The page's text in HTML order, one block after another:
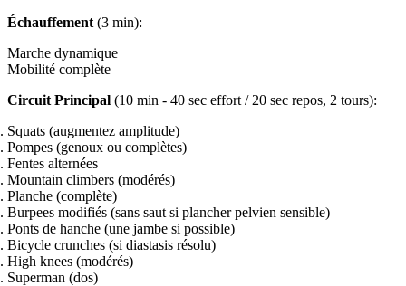
Échauffement (3 min):
Marche dynamique
Mobilité complète
Circuit Principal (10 min - 40 sec effort / 20 sec repos, 2 tours):
Squats (augmentez amplitude)
Pompes (genoux ou complètes)
Fentes alternées
Mountain climbers (modérés)
Planche (complète)
Burpees modifiés (sans saut si plancher pelvien sensible)
Ponts de hanche (une jambe si possible)
Bicycle crunches (si diastasis résolu)
High knees (modérés)
Superman (dos)